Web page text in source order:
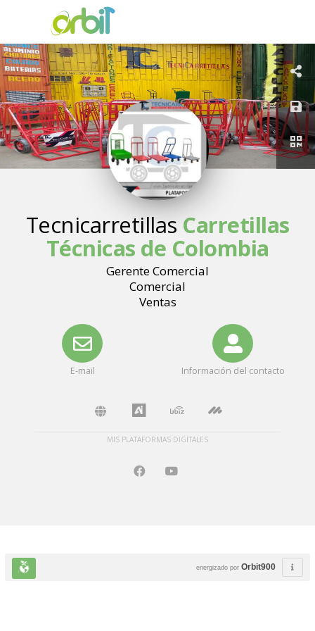
Tecnicarretillas Carretillas
Técnicas de Colombia
Gerente Comercial
Comercial
Ventas
E-mail Información del contacto
MIS PLATAFORMAS DIGITALES
energizado por Orbit900